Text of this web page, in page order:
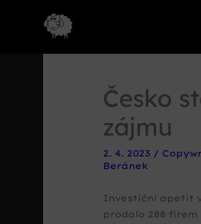
Česko
zájmu
2. 4. 2023 /
Beránek
Investiční apetit v
prodalo 288